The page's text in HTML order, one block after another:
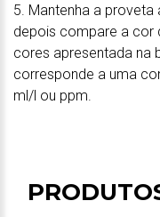
5. Mantenha a proveta
depois compare a cor
cores apresentada na
corresponde a uma
ml/l ou ppm.